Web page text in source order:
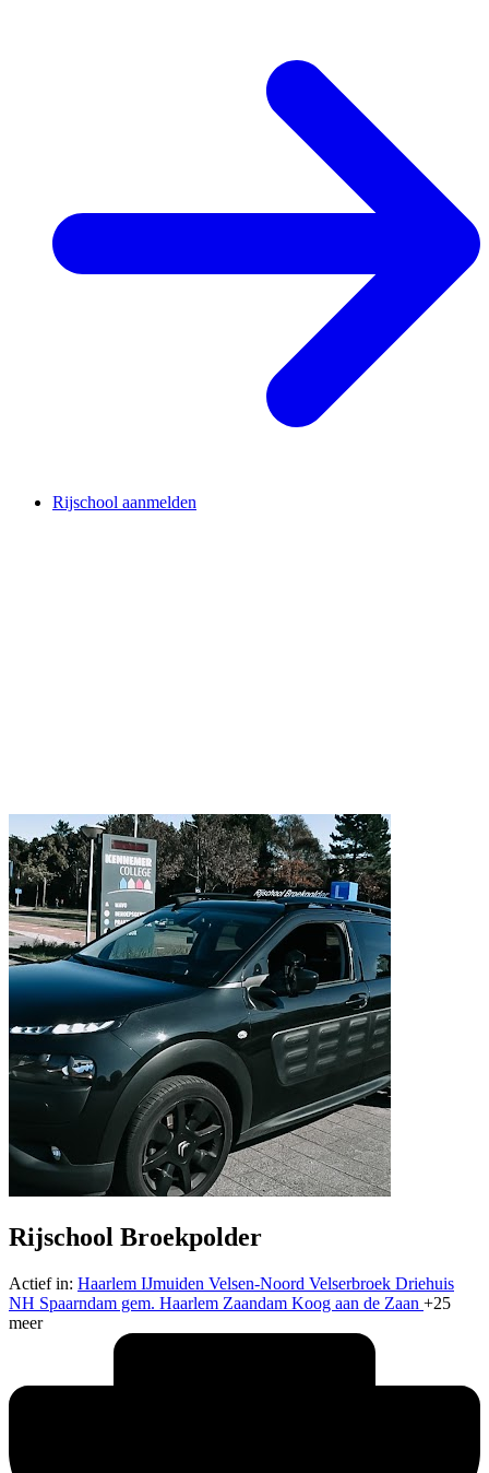
Rijschool aanmelden
Rijschool Broekpolder
Actief in: Haarlem IJmuiden Velsen-Noord Velserbroek Driehuis
NH Spaarndam gem. Haarlem Zaandam Koog aan de Zaan +25
meer